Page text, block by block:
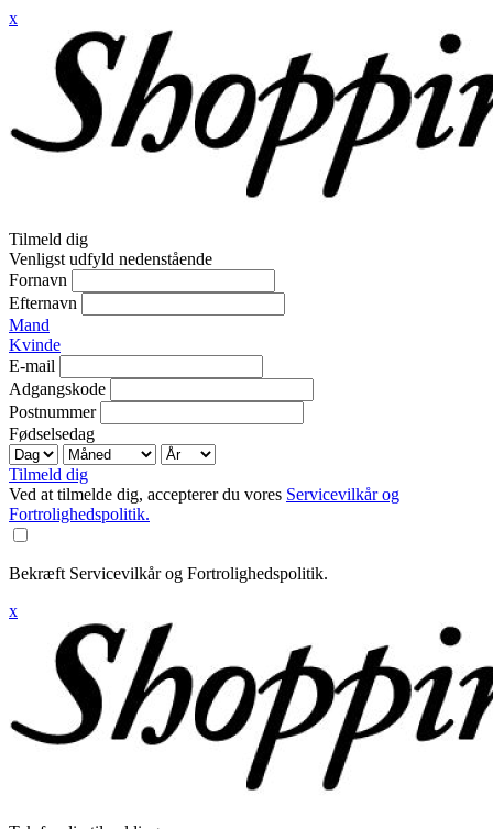
x
Tilmeld dig
Venligst udfyld nedenstående
Fornavn
Efternavn
Mand
Kvinde
E-mail
Adgangskode
Postnummer
Fødselsedag
Tilmeld dig
Ved at tilmelde dig, accepterer du vores Servicevilkår og
Fortrolighedspolitik.
Bekræft Servicevilkår og Fortrolighedspolitik.
x